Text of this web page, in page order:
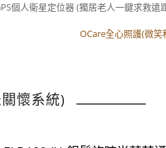
個人衛星定位器 (獨居老人一鍵求救遠
OCare全心照護(微
懷系統)